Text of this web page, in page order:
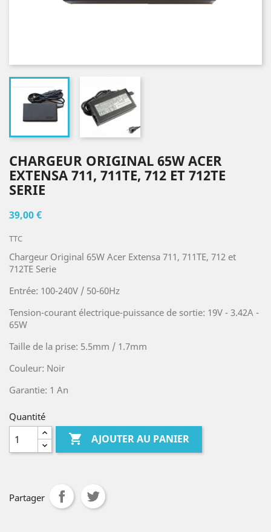
CHARGEUR ORIGINAL 65W ACER
EXTENSA 711, 711TE, 712 ET 712TE
SERIE
39,00 €
TTC
Chargeur Original 65W Acer Extensa 711, 711TE, 712 et
712TE Serie
Entrée: 100-240V / 50-60Hz
Tension-courant électrique-puissance de sortie: 19V - 3.42A -
65W
Taille de la prise: 5.5mm / 1.7mm
Couleur: Noir
Garantie: 1 An
Quantité
 AJOUTER AU PANIER
Partager